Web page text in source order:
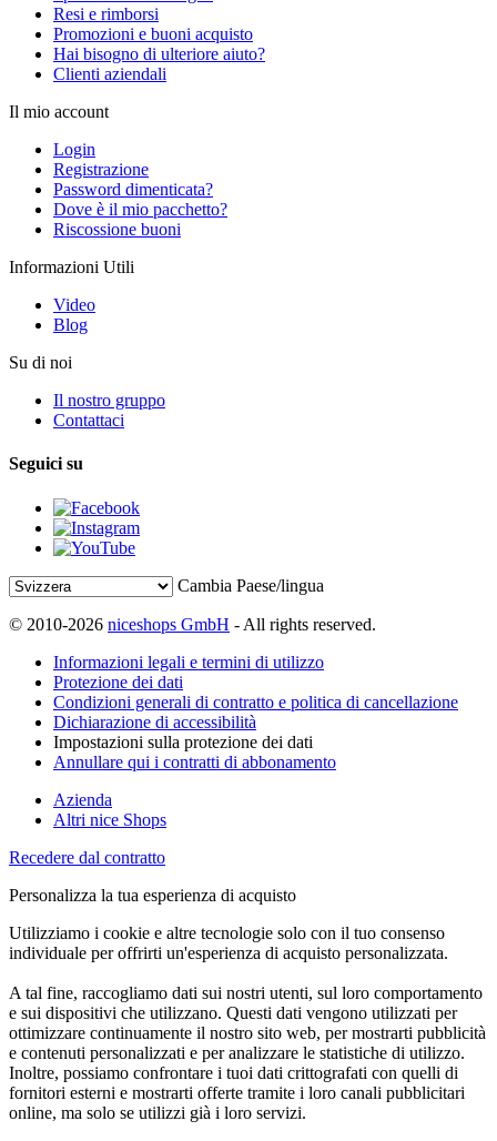
Resi e rimborsi
Promozioni e buoni acquisto
Hai bisogno di ulteriore aiuto?
Clienti aziendali
Il mio account
Login
Registrazione
Password dimenticata?
Dove è il mio pacchetto?
Riscossione buoni
Informazioni Utili
Video
Blog
Su di noi
Il nostro gruppo
Contattaci
Seguici su
Cambia Paese/lingua
© 2010-2026 niceshops GmbH - All rights reserved.
Informazioni legali e termini di utilizzo
Protezione dei dati
Condizioni generali di contratto e politica di cancellazione
Dichiarazione di accessibilità
Impostazioni sulla protezione dei dati
Annullare qui i contratti di abbonamento
Azienda
Altri nice Shops
Recedere dal contratto
Personalizza la tua esperienza di acquisto
Utilizziamo i cookie e altre tecnologie solo con il tuo consenso
individuale per offrirti un'esperienza di acquisto personalizzata.
A tal fine, raccogliamo dati sui nostri utenti, sul loro comportamento
e sui dispositivi che utilizzano. Questi dati vengono utilizzati per
ottimizzare continuamente il nostro sito web, per mostrarti pubblicità
e contenuti personalizzati e per analizzare le statistiche di utilizzo.
Inoltre, possiamo confrontare i tuoi dati crittografati con quelli di
fornitori esterni e mostrarti offerte tramite i loro canali pubblicitari
online, ma solo se utilizzi già i loro servizi.